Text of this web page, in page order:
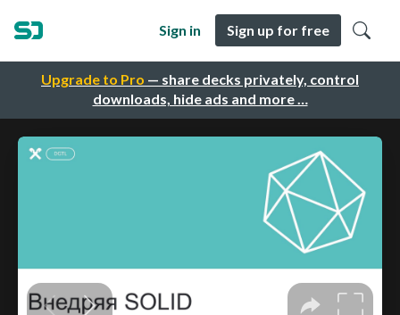
Upgrade to Pro — share decks privately, control
downloads, hide ads and more …
Sign in Sign up for free